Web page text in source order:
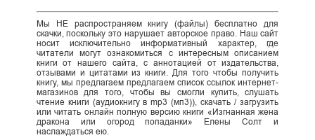
Мы НЕ распространяем книгу (файлы) бесплатно для
скачки, поскольку это нарушает авторское право. Наш сайт
носит исключительно информативный характер, где
читатели могут ознакомиться с интересным описанием
книги от нашего сайта, с аннотацией от издательства,
отзывами и цитатами из книги. Для того чтобы получить
книгу, мы предлагаем предлагаем список ссылок интернет-
магазинов для того, чтобы вы смогли купить, слушать
чтение книги (аудиокнигу в mp3 (мп3)), скачать / загрузить
или читать онлайн полную версию книги «Изгнанная жена
дракона или огород попаданки» Елены Солт и
наслаждаться ею.